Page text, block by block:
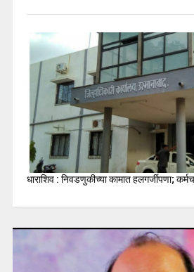
धाराशिव : निवडणुकीच्या कामात हलगर्जीपणा;